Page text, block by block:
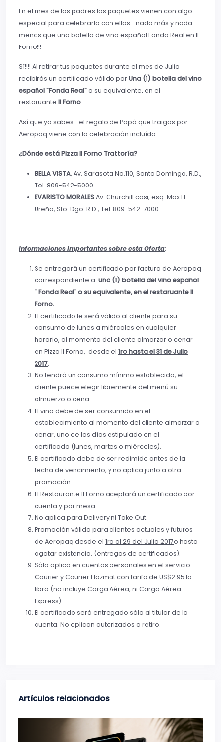
En el mes de los padres los paquetes vienen con algo
especial para celebrarlo con ellos… nada más y nada
menos que una botella de vino español Fonda Real en Il
Forno!!!
Sí!!!! Al retirar tus paquetes durante el mes de Julio
recibirás un certificado válido porUna (1) botella del vino
español ¨Fonda Real¨o su equivalente,en el
restaruante Il Forno.
Así que ya sabes… el regalo de Papá que traigas por
Aeropaq viene con la celebración incluída.
¿Dónde está Pizza Il Forno Trattoría?
BELLA VISTA, Av. Sarasota No.110, Santo Domingo, R.D.,
Tel. 809-542-5000
EVARISTO MORALESAv. Churchill casi, esq. Max H.
Ureña, Sto. Dgo. R.D., Tel. 809-542-7000.
Informaciones Importantes sobre esta Oferta:
Se entregará un certificado por factura de Aeropaq
correspondiente a una (1) botella del vino español
¨ Fonda Real¨ o su equivalente, en el restaruante Il
Forno.
El certificado le será válido al cliente para su
consumo de lunes a miércoles en cualquier
horario, al momento del cliente almorzar o cenar
en Pizza Il Forno, desde el 1ro hasta el 31 de Julio
2017.
No tendrá un consumo mínimo establecido, el
cliente puede elegir libremente del menú su
almuerzo o cena.
El vino debe de ser consumido en el
establecimiento al momento del cliente almorzar o
cenar, uno de los días estipulado en el
certificado (lunes, martes o miércoles).
El certificado debe de ser redimido antes de la
fecha de vencimiento, y no aplica junto a otra
promoción.
El Restaurante Il Forno aceptará un certificado por
cuenta y por mesa.
No aplica para Delivery ni Take Out.
Promoción válida para clientes actuales y futuros
de Aeropaq desde el 1ro al 29 del Julio 2017o hasta
agotar existencia. (entregas de certificados).
Sólo aplica en cuentas personales en el servicio
Courier y Courier Hazmat con tarifa de US$2.95 la
libra (no incluye Carga Aérea, ni Carga Aérea
Express).
El certificado será entregado sólo al titular de la
cuenta. No aplican autorizados a retiro.
Artículos relacionados